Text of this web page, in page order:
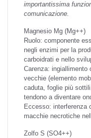
importantissima
comunicazione.
Magnesio Mg (Mg++)
Ruolo: componente
negli enzimi per la
carboidrati e nello
Carenza: ingiallimento
vecchie (elemento
caduta, foglie più
tendono a diventare
Eccesso: interferenza
macchie necrotiche
Zolfo S (SO4++)